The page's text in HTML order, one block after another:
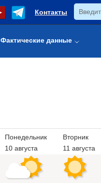
Контакты
Фактические данные
Понедельник
10 августа
Вторник
11 августа